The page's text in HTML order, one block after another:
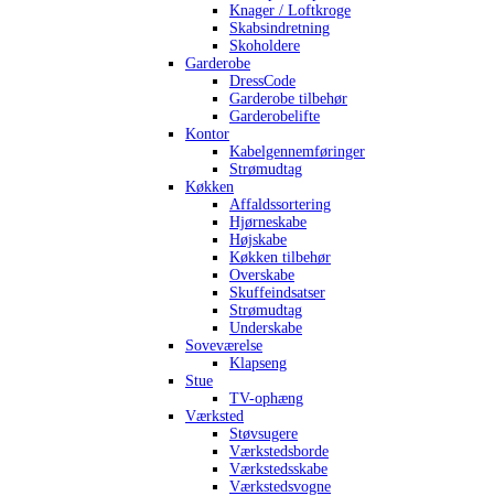
Knager / Loftkroge
Skabsindretning
Skoholdere
Garderobe
DressCode
Garderobe tilbehør
Garderobelifte
Kontor
Kabelgennemføringer
Strømudtag
Køkken
Affaldssortering
Hjørneskabe
Højskabe
Køkken tilbehør
Overskabe
Skuffeindsatser
Strømudtag
Underskabe
Soveværelse
Klapseng
Stue
TV-ophæng
Værksted
Støvsugere
Værkstedsborde
Værkstedsskabe
Værkstedsvogne